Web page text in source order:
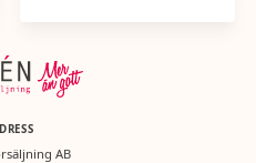
(30%)
VASSLE (från MJÖLK),
SKUMMJÖLK, kakao,
stärkelse, emulgeringsmedel:
AB